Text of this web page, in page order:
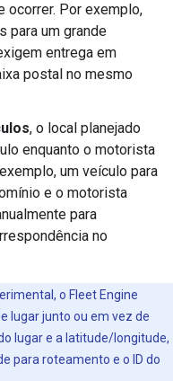
ocorrer. Por exemplo,
para um grande
entrega em
postal no mesmo
, o local planejado
enquanto o motorista
um veículo para
e o motorista
para
no
o Fleet Engine
lugar junto ou em vez de
lugar e a latitude/longitude,
para roteamento e o ID do